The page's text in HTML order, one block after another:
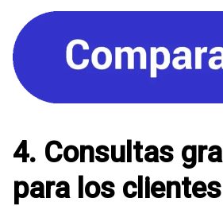
4. Consultas
para los